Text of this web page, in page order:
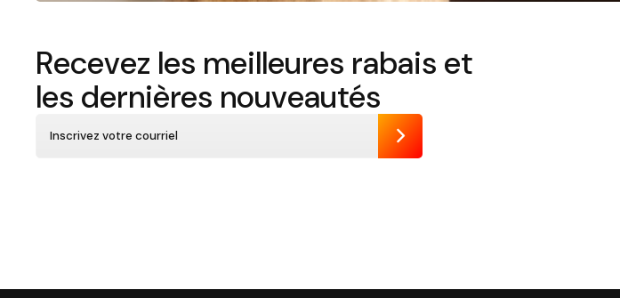
Recevez les meilleures rabais et
les dernières nouveautés
Envoyer